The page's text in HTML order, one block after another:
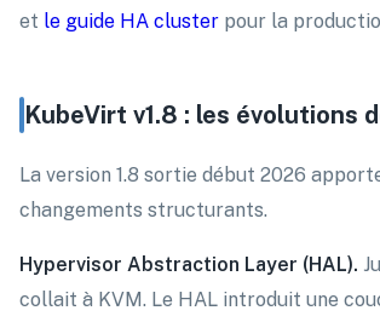
et le guide HA cluster pour la
KubeVirt v1.8 : les évolutions
La version 1.8 sortie début 2026
changements structurants.
Hypervisor Abstraction Layer (HAL).
collait à KVM. Le HAL introduit une